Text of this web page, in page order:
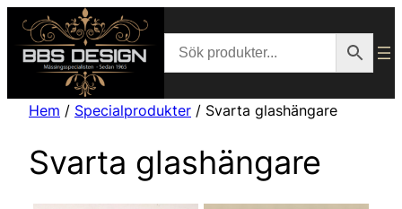
Hoppa
till
innehåll
Hem / Specialprodukter / Svarta glashängare
Svarta glashängare